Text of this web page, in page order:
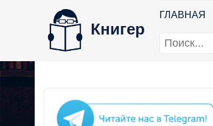
Книгер
ГЛАВНАЯ